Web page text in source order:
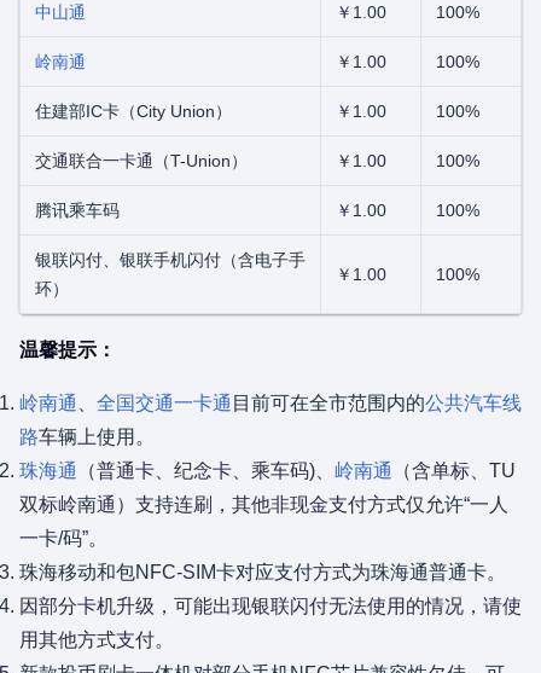
中山通 ￥1.00 100%
岭南通 ￥1.00 100%
住建部IC卡（City Union） ￥1.00 100%
交通联合一卡通（T-Union） ￥1.00 100%
腾讯乘车码 ￥1.00 100%
银联闪付、银联手机闪付（含电子手
环）
￥1.00 100%
温馨提示：
岭南通 全国交通一卡通 目前可在全市范围内的公共汽车线
路车辆上使用。
珠海通
（普通卡、纪念卡、乘车码)、 岭南通
（含单标、TU
双标岭南通）支持连刷，其他非现金支付方式仅允许“一人
一卡/码”。
珠海移动和包NFC-SIM卡对应支付方式为珠海通普通卡。
因部分卡机升级，可能出现银联闪付无法使用的情况，请使
用其他方式支付。